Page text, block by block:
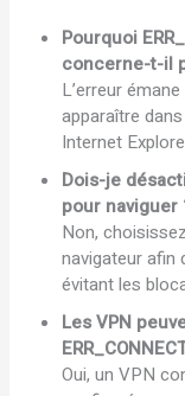
Pourquoi
concerne-t-il
L’erreur
apparaître
Internet
Dois-je
pour naviguer
Non,
navigateur afin
évitant les
Les VPN
Oui, un VPN